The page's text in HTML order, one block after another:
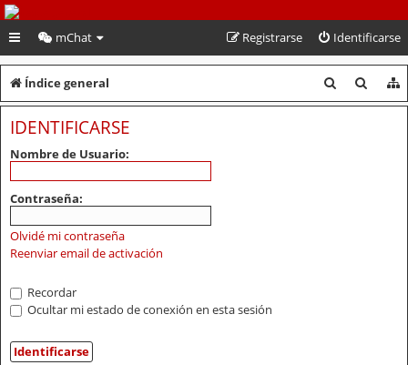
PeruVoley.com
mChat Identificarse
Registrarse
Índice general
u
u
IDENTIFICARSE
Nombre de Usuario:
Contraseña:
Olvidé mi contraseña
Reenviar email de activación
Recordar
Ocultar mi estado de conexión en esta sesión